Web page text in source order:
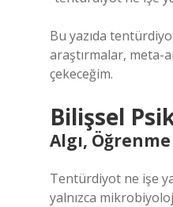
Bu yazıda
araştırmalar, meta-
çekeceğim.
Bilişsel
Algı,
Tentürdiyot ne işe
yalnızca